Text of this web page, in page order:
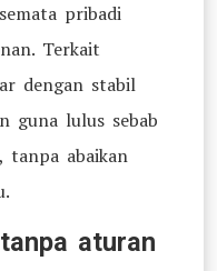
pribadi
Terkait
dengan stabil
guna lulus sebab
tanpa abaikan
aturan